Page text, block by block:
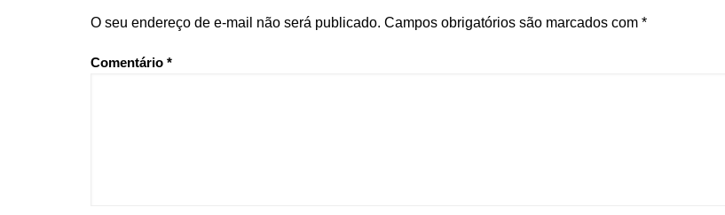
O seu endereço de e-mail não será publicado. Campos obrigatórios são marcados com *
Comentário *